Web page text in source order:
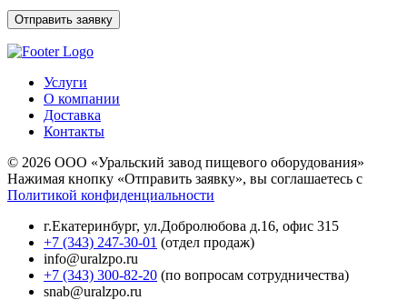
Услуги
О компании
Доставка
Контакты
© 2026 ООО «Уральский завод пищевого оборудования»
Нажимая кнопку «Отправить заявку», вы соглашаетесь с
Политикой конфиденциальности
г.Екатеринбург, ул.Добролюбова д.16, офис 315
+7 (343) 247-30-01 (отдел продаж)
info@uralzpo.ru
+7 (343) 300-82-20 (по вопросам сотрудничества)
snab@uralzpo.ru